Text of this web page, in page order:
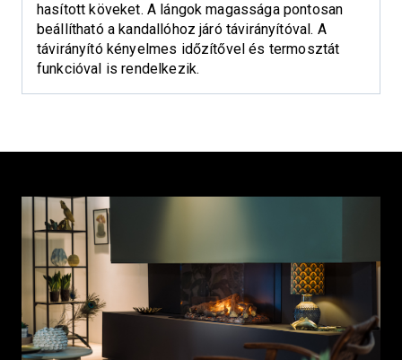
hasított köveket. A lángok magassága pontosan
beállítható a kandallóhoz járó távirányítóval. A
távirányító kényelmes időzítővel és termosztát
funkcióval is rendelkezik.